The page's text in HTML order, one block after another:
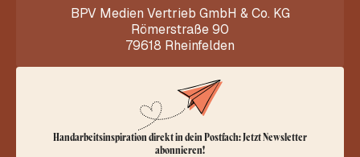
BPV Medien Vertrieb GmbH & Co. KG
Römerstraße 90
79618 Rheinfelden
Handarbeitsinspiration direkt in dein Postfach: Jetzt Newsletter
abonnieren!